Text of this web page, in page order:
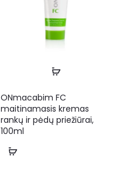
ONmacabim FC
maitinamasis kremas
rankų ir pėdų priežiūrai,
100ml